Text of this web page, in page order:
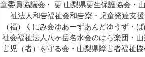
童委員協議会・ 更 山梨県更生保護協会・
祉法人和告福祉会和告寮・児童発達支
（福）くにみ会ゆあーずあんどゆうず・
社会福祉法人八ヶ岳名水会のはら楽団・
害児（者）を守る会・山梨県障害者福祉